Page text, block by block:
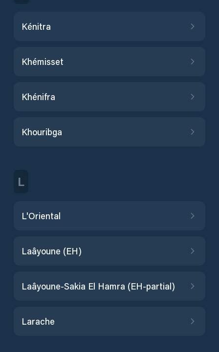
Kénitra
Khémisset
Khénifra
Khouribga
L
L'Oriental
Laâyoune (EH)
Laâyoune-Sakia El Hamra (EH-partial)
Larache